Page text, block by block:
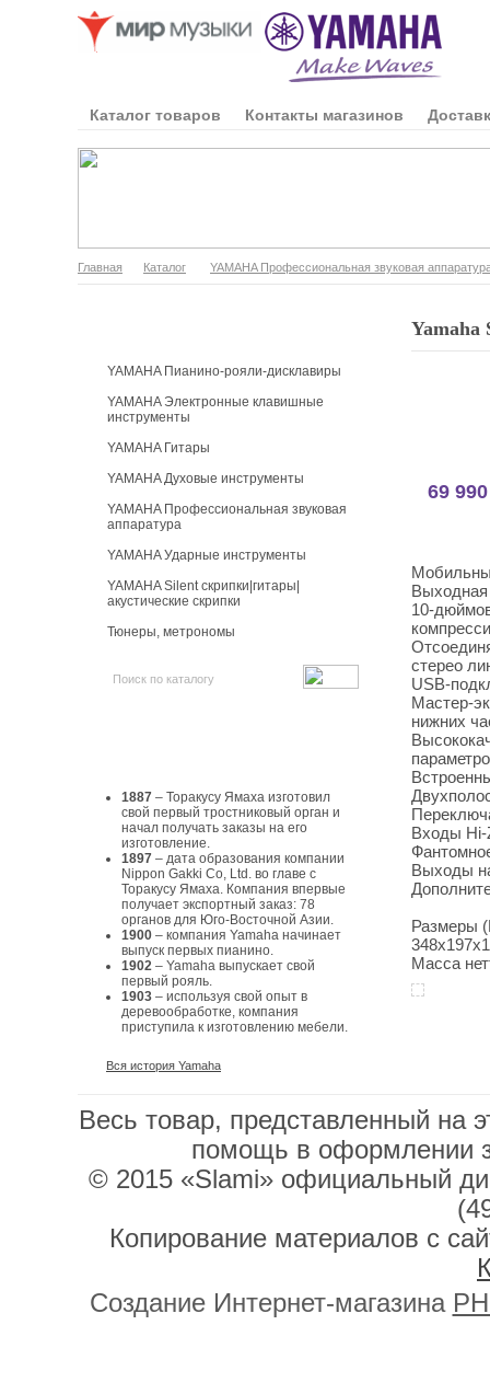
Каталог товаров Контакты магазинов
Главная Каталог YAMAHA Профессиональная звуковая
YAMAHA Пианино-рояли-дисклавиры
YAMAHA Электронные клавишные
инструменты
YAMAHA Гитары
YAMAHA Духовые инструменты
YAMAHA Профессиональная звуковая
аппаратура
YAMAHA Ударные инструменты
YAMAHA Silent скрипки|гитары|
акустические скрипки
Тюнеры, метрономы
1887 – Торакусу Ямаха изготовил
свой первый тростниковый орган и
начал получать заказы на его
изготовление.
1897 – дата образования компании
Nippon Gakki Co, Ltd. во главе с
Торакусу Ямаха. Компания впервые
получает экспортный заказ: 78
органов для Юго-Восточной Азии.
1900 – компания Yamaha начинает
выпуск первых пианино.
1902 – Yamaha выпускает свой
первый рояль.
1903 – используя свой опыт в
деревообработке, компания
приступила к изготовлению мебели.
Вся история Yamaha
Yamaha
69
Выходная
10-
стерео
USB-
Мастер-
нижних
Входы Hi-
Выходы
Размеры
Масса
Весь товар, представленный на
помощь в оформлении
© 2015 «Slami» официальный
Копирование материалов с
Создание Интернет-магазина